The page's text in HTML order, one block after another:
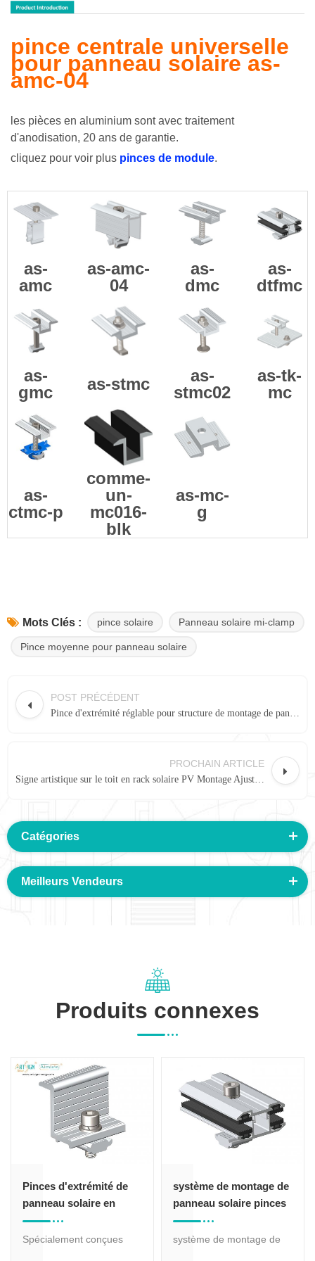
pince centrale universelle
pour panneau solaire as-
amc-04
les pièces en aluminium sont avec traitement
d'anodisation, 20 ans de garantie.
cliquez pour voir plus pinces de module.
as-
amc
as-amc-
04
as-
dmc
as-
dtfmc
as-
gmc
as-stmc
as-
stmc02
as-tk-
mc
as-
ctmc-p
comme-
un-
mc016-
blk
as-mc-
g
Mots Clés : pince solaire Panneau solaire mi-clamp
Pince moyenne pour panneau solaire
POST PRÉCÉDENT
PROCHAIN ARTICLE
Catégories
Meilleurs Vendeurs
Produits connexes
Pinces d'extrémité de
panneau solaire en
aluminium anodisé
Spécialement conçues
système de montage de
panneau solaire pinces
de module sans cadre
système de montage de